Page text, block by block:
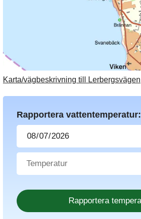
Karta/vägbeskrivning till Lerbergsvägen
Rapportera vattentemperatur: